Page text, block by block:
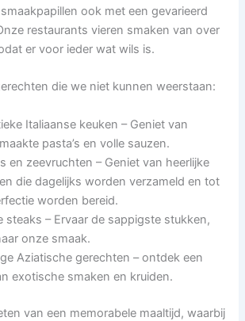
ook met een gevarieerd
restaurants vieren smaken van over
er voor ieder wat wils is.
die we niet kunnen weerstaan:
Italiaanse keuken – Geniet van
pasta’s en volle sauzen.
en zeevruchten – Geniet van heerlijke
die dagelijks worden verzameld en tot
worden bereid.
steaks – Ervaar de sappigste stukken,
onze smaak.
Aziatische gerechten – ontdek een
exotische smaken en kruiden.
van een memorabele maaltijd, waarbij